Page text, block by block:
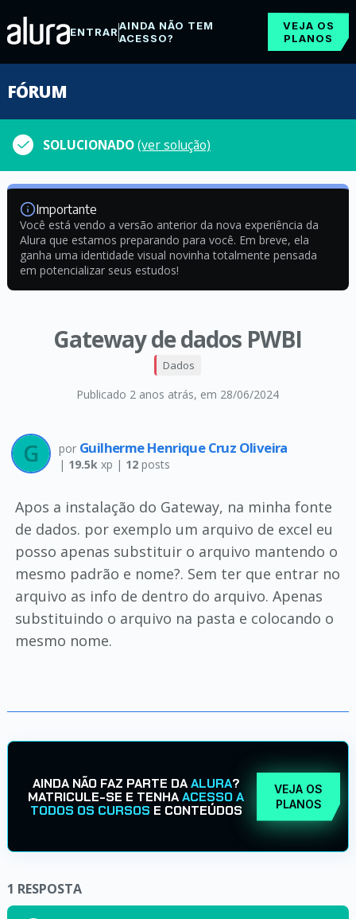
ENTRARAINDA NÃO TEM
ACESSO?
VEJA OS
PLANOS
FÓRUM
SOLUCIONADO(ver solução)
Importante
Você está vendo a versão anterior da nova experiência da
Alura que estamos preparando para você. Em breve, ela
ganha uma identidade visual novinha totalmente pensada
em potencializar seus estudos!
Gateway de dados PWBI
Publicado 2 anos atrás, em 28/06/2024
Dados
por Guilherme Henrique Cruz Oliveira
| 19.5kxp | 12posts
Apos a instalação do Gateway, na minha fonte
de dados. por exemplo um arquivo de excel eu
posso apenas substituir o arquivo mantendo o
mesmo padrão e nome?. Sem ter que entrar no
arquivo as info de dentro do arquivo. Apenas
substituindo o arquivo na pasta e colocando o
mesmo nome.
AINDA NÃO FAZ PARTE DAALURA?
MATRICULE-SE E TENHAACESSO A
TODOS OS CURSOS E CONTEÚDOS
VEJA OS
PLANOS
1 RESPOSTA